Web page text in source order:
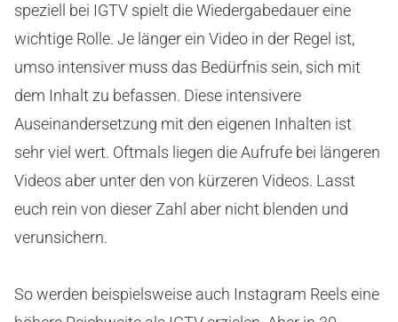
speziell bei IGTV spielt die Wiedergabedauer eine
wichtige Rolle. Je länger ein Video in der Regel ist,
umso intensiver muss das Bedürfnis sein, sich mit
dem Inhalt zu befassen. Diese intensivere
Auseinandersetzung mit den eigenen Inhalten ist
sehr viel wert. Oftmals liegen die Aufrufe bei längeren
Videos aber unter den von kürzeren Videos. Lasst
euch rein von dieser Zahl aber nicht blenden und
verunsichern.
So werden beispielsweise auch Instagram Reels eine